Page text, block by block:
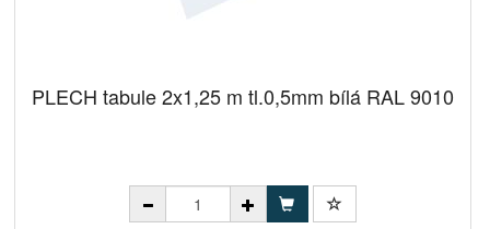
PLECH tabule 2x1,25 m tl.0,5mm bílá RAL 9010